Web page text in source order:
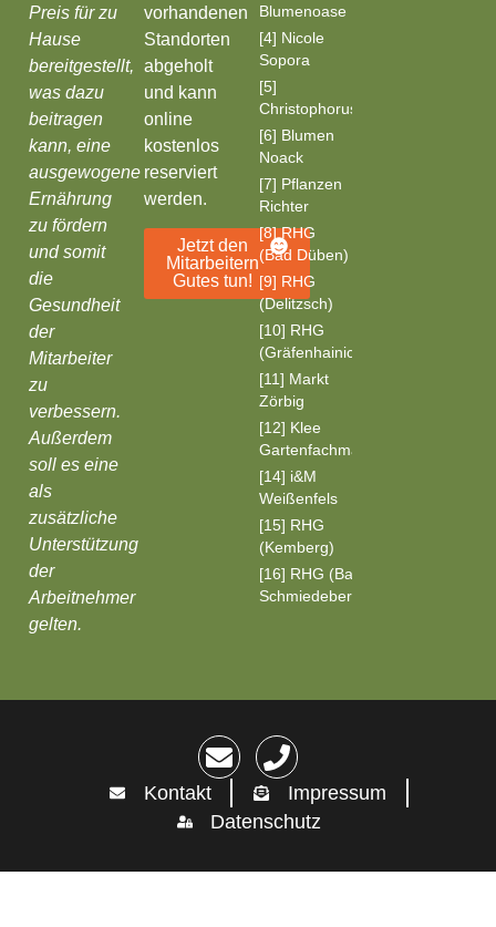
Preis für zu
Hause
bereitgestellt,
was dazu
beitragen
kann, eine
ausgewogene
Ernährung
zu fördern
und somit
die
Gesundheit
der
Mitarbeiter
zu
verbessern.
Außerdem
soll es eine
als
zusätzliche
Unterstützung
der
Arbeitnehmer
gelten.
vorhandenen
Standorten
abgeholt
und kann
online
kostenlos
reserviert
werden.
Jetzt den
Mitarbeitern
Gutes tun!
Blumenoase
[4] Nicole
Sopora
[5]
Christophorushaus
[6] Blumen
Noack
[7] Pflanzen
Richter
[8] RHG
(Bad Düben)
[9] RHG
(Delitzsch)
[10] RHG
(Gräfenhainichen)
[11] Markt
Zörbig
[12] Klee
Gartenfachmarkt
[14] i&M
Weißenfels
[15] RHG
(Kemberg)
[16] RHG (Bad
Schmiedeberg)
Kontakt
Impressum
Datenschutz